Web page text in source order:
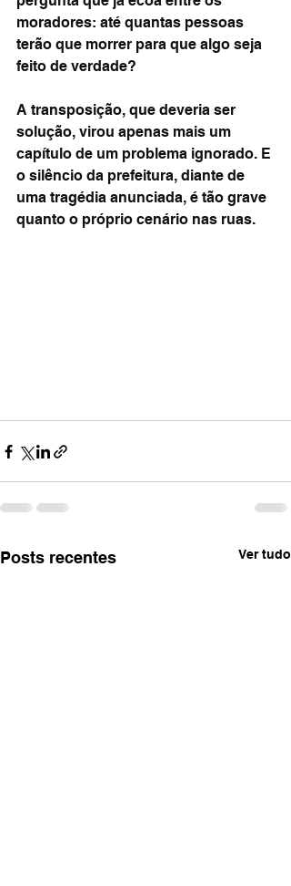
moradores: até quantas pessoas
terão que morrer para que algo seja
feito de verdade?
A transposição, que deveria ser
solução, virou apenas mais um
capítulo de um problema ignorado. E
o silêncio da prefeitura, diante de
uma tragédia anunciada, é tão grave
quanto o próprio cenário nas ruas.
Posts recentes Ver tudo